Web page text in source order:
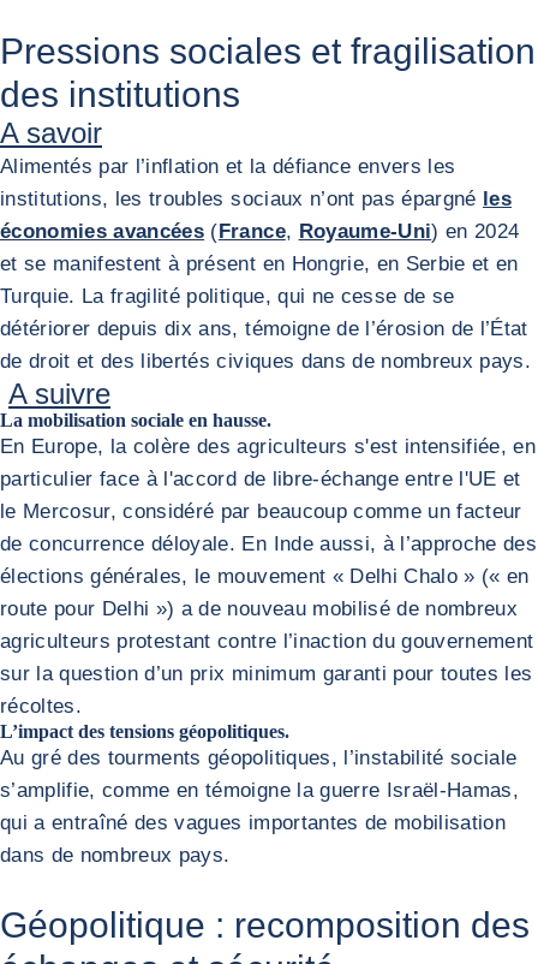
Pressions sociales et fragilisation
des institutions
A savoir
Alimentés par l’inflation et la défiance envers les
institutions, les troubles sociaux n’ont pas épargné les
économies avancées (France, Royaume-Uni) en 2024
et se manifestent à présent en Hongrie, en Serbie et en
Turquie. La fragilité politique, qui ne cesse de se
détériorer depuis dix ans, témoigne de l’érosion de l’État
de droit et des libertés civiques dans de nombreux pays.
A suivre
La mobilisation sociale en hausse.
En Europe, la colère des agriculteurs s'est intensifiée, en
particulier face à l'accord de libre-échange entre l'UE et
le Mercosur, considéré par beaucoup comme un facteur
de concurrence déloyale. En Inde aussi, à l’approche des
élections générales, le mouvement « Delhi Chalo » (« en
route pour Delhi ») a de nouveau mobilisé de nombreux
agriculteurs protestant contre l’inaction du gouvernement
sur la question d’un prix minimum garanti pour toutes les
récoltes.
L’impact des tensions géopolitiques.
Au gré des tourments géopolitiques, l’instabilité sociale
s’amplifie, comme en témoigne la guerre Israël-Hamas,
qui a entraîné des vagues importantes de mobilisation
dans de nombreux pays.
Géopolitique : recomposition des